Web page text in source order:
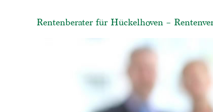
Rentenberater für Hückelhoven –